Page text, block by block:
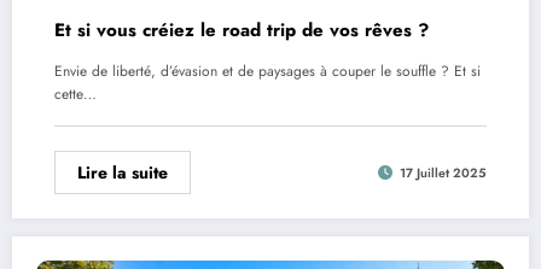
Et si vous créiez le road trip de vos rêves ?
Envie de liberté, d’évasion et de paysages à couper le souffle ? Et si
cette…
Lire la suite 17 Juillet 2025